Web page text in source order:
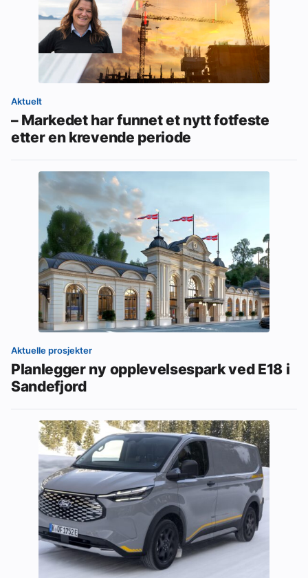
Aktuelt
– Markedet har funnet et nytt fotfeste
etter en krevende periode
Aktuelle prosjekter
Planlegger ny opplevelsespark ved E18 i
Sandefjord